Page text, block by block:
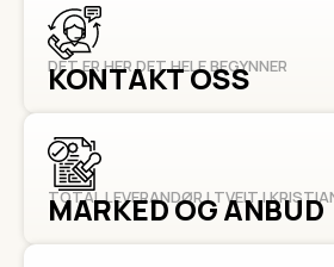
DET ER HER DET HELE BEGYNNER
KONTAKT OSS
TOTAL LEVERANDØR I TVEIT I
MARKED OG ANBUD